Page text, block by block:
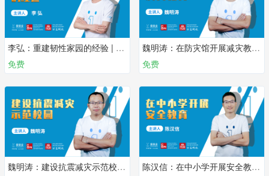
李弘：重建韧性家园的经验 | 第十课
免费
魏明涛：在防灾馆开展减灾教育 | 第九课
免费
魏明涛：建设抗震减灾示范校园 | 第八课
陈汉信：在中小学开展安全教育 | 第七课